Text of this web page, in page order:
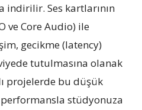
Ses kartlarının
ve Core Audio) ile
gecikme (latency)
tutulmasına olanak
projelerde bu düşük
performansla stüdyonuza